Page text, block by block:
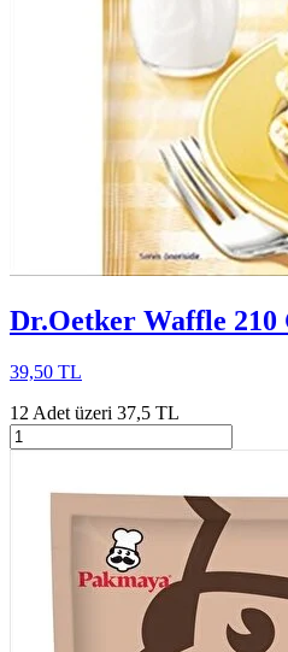
Dr.Oetker Waffle 210
39,50 TL
12 Adet üzeri 37,5 TL